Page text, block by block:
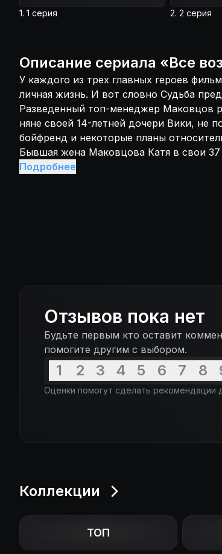
подростковой непосредственностью
а также разведенные мать и отец
1. 1 серия 2. 2 серия
Описание сериала «Все
У каждого из трех главных героев
личная жизнь. И вот словно Судьба
Разведенный топ-менеджер Маковцов
няне своей 14-летней дочери Вики, не
бойфренд и некоторые планы
Бывшая жена Маковцова Катя в свои 37
крест, как на женщине, что не помешало
Подробнее
Отзывов пока нет
Будьте первым кто оставит
помогите другим с выбором.
1 2 3 4 5 6 7 8
Оценки помогут сделать рекомендации
Коллекции
ТОП